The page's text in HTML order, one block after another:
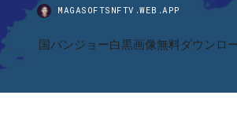
MAGASOFTSNFTV.WEB.APP
国バンジョー白黒画像無料ダウンロ